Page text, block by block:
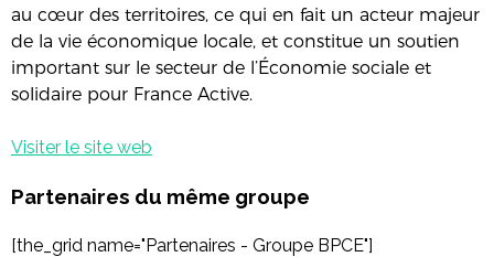
au cœur des territoires, ce qui en fait un acteur majeur
de la vie économique locale, et constitue un soutien
important sur le secteur de l’Économie sociale et
solidaire pour France Active.
Visiter le site web
Partenaires du même groupe
[the_grid name="Partenaires - Groupe BPCE"]